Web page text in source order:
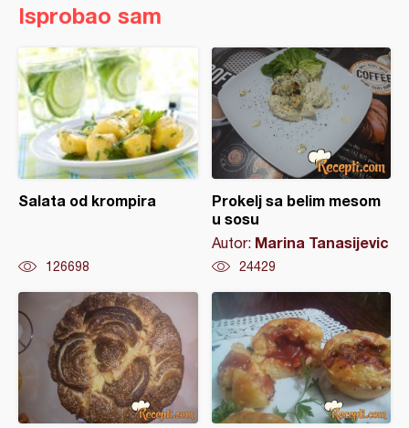
Isprobao sam
Salata od krompira
126698
Prokelj sa belim mesom
u sosu
Autor: Marina Tanasijevic
24429